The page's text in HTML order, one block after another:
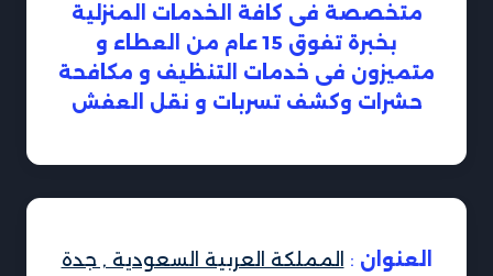
متخصصة فى كافة الخدمات المنزلية
بخبرة تفوق 15 عام من العطاء و
متميزون فى خدمات التنظيف و مكافحة
حشرات وكشف تسربات و نقل العفش
العنوان : المملكة العربية السعودية , جدة